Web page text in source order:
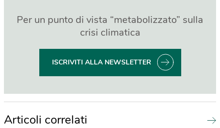
Per un punto di vista “metabolizzato” sulla
crisi climatica
ISCRIVITI ALLA NEWSLETTER
Articoli correlati